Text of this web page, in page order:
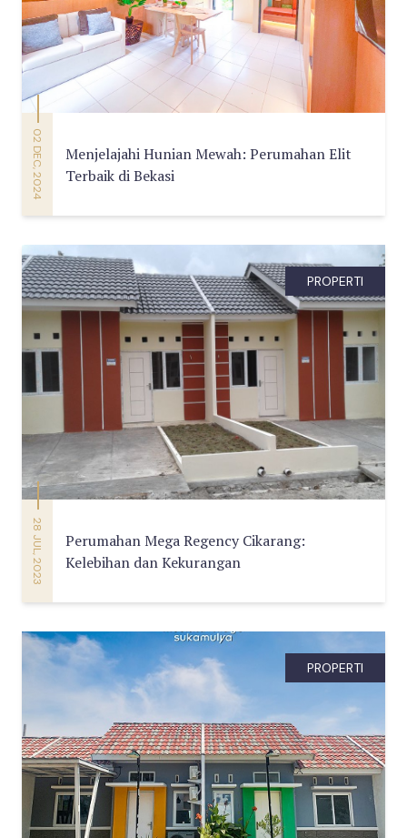
02 DEC, 2024
Menjelajahi Hunian Mewah: Perumahan Elit
Terbaik di Bekasi
PROPERTI
28 JUL, 2023
Perumahan Mega Regency Cikarang:
Kelebihan dan Kekurangan
PROPERTI